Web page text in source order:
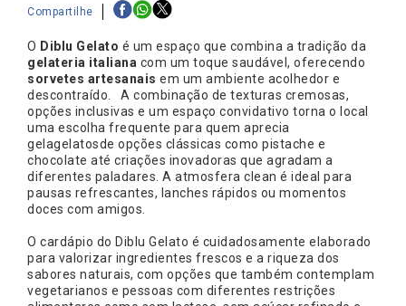
Compartilhe
O Diblu Gelato é um espaço que combina a tradição da
gelateria italiana com um toque saudável, oferecendo
sorvetes artesanais em um ambiente acolhedor e
descontraído. A combinação de texturas cremosas,
opções inclusivas e um espaço convidativo torna o local
uma escolha frequente para quem aprecia
gelagelatosde opções clássicas como pistache e
chocolate até criações inovadoras que agradam a
diferentes paladares. A atmosfera clean é ideal para
pausas refrescantes, lanches rápidos ou momentos
doces com amigos.
O cardápio do Diblu Gelato é cuidadosamente elaborado
para valorizar ingredientes frescos e a riqueza dos
sabores naturais, com opções que também contemplam
vegetarianos e pessoas com diferentes restrições